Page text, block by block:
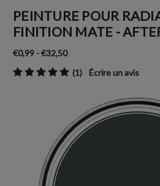
PEINTURE POUR
FINITION MATE -
€0,99 - €32,50
(1)
Écrire un avis